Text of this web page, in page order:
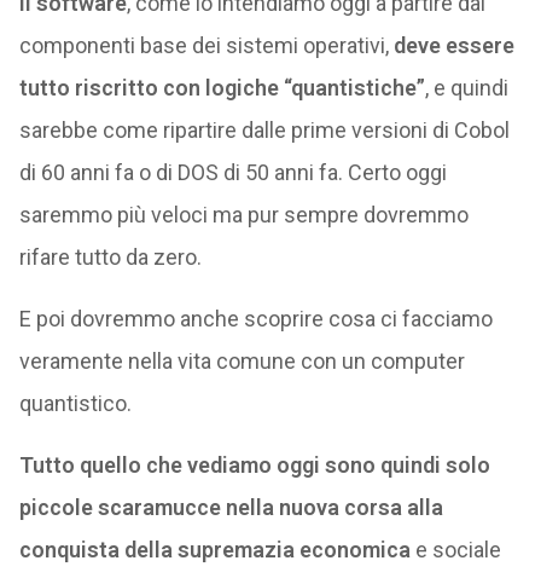
componenti base dei sistemi operativi, deve essere
tutto riscritto con logiche “quantistiche”, e quindi
sarebbe come ripartire dalle prime versioni di Cobol
di 60 anni fa o di DOS di 50 anni fa. Certo oggi
saremmo più veloci ma pur sempre dovremmo
rifare tutto da zero.
E poi dovremmo anche scoprire cosa ci facciamo
veramente nella vita comune con un computer
quantistico.
Tutto quello che vediamo oggi sono quindi solo
piccole scaramucce nella nuova corsa alla
conquista della supremazia economica e sociale